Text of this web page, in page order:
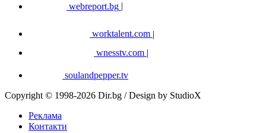
webreport.bg
worktalent.com |
wnesstv.com |
soulandpepper.tv
Copyright © 1998-2026 Dir.bg / Design by StudioX
Реклама
Контакти